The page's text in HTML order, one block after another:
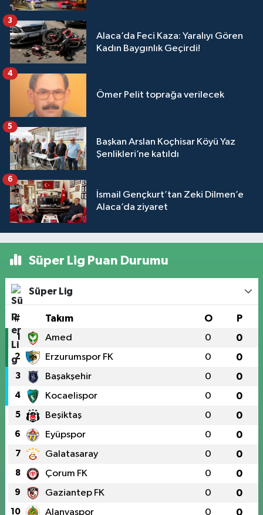
Alaca’da Feci Kaza: Yaralıyı Gören
Kadın Baygınlık Geçirdi!
3
Ömer Pelit toprağa verilecek
4
Başkan Arslan Koçhisar Köyü Yaz
Şenlikleri’ne katıldı
5
İsmail Gençkurt’tan Zeki Dilmen’e
Alaca’da ziyaret
6
Süper Lig Puan Durumu
Süper Lig
# Takım O P
1 Amed 0 0
2 Erzurumspor FK 0 0
3 Başakşehir 0 0
4 Kocaelispor 0 0
5 Beşiktaş 0 0
6 Eyüpspor 0 0
7 Galatasaray 0 0
8 Çorum FK 0 0
9 Gaziantep FK 0 0
10 Alanyaspor 0 0